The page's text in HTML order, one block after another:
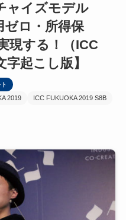
ャイズモデル
ゼロ・所得保
現する！（ICC
起こし版】
2019
ICC FUKUOKA 2019 S8B